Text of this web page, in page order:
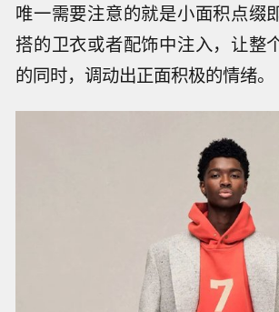
唯一需要注意的就是小面积点缀
搭的卫衣或者配饰中注入，让整
的同时，调动出正面积极的情绪。